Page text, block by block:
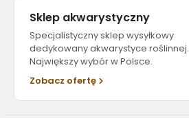
Sklep akwarystyczny
Specjalistyczny sklep wysyłkowy
dedykowany akwarystyce roślinnej.
Największy wybór w Polsce.
Zobacz ofertę